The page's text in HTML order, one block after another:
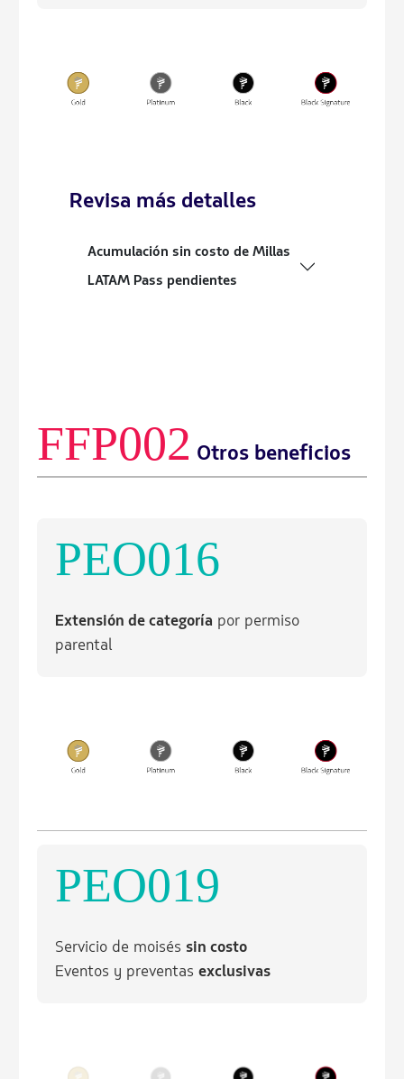
Revisa más detalles
Acumulación sin costo de Millas
LATAM Pass pendientes
FFP002 Otros beneficios
PEO016
Extensión de categoría por permiso
parental
PEO019
Servicio de moisés sin costo
Eventos y preventas exclusivas